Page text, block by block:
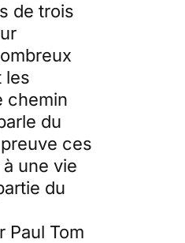
de trois
les
chemin
du
ces
une vie
du
Paul Tom